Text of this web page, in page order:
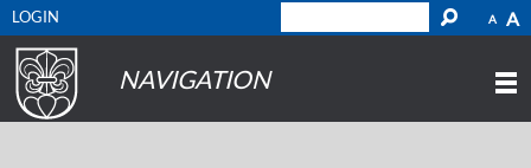
A A
LOGIN
NAVIGATION